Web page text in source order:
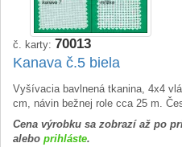
č. karty: 70013
Kanava č.5 biela
Vyšívacia bavlnená tkanina, 4x4
cm, návin bežnej role cca 25 m.
Cena výrobku sa zobrazí až po
alebo prihláste.